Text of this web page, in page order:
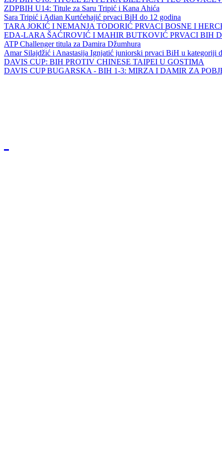
ZDPBIH U14: Titule za Saru Tripić i Kana Ahića
Sara Tripić i Adian Kurtćehajić prvaci BiH do 12 godina
TARA JOKIĆ I NEMANJA TODORIĆ PRVACI BOSNE I
EDA-LARA ŠAĆIROVIĆ I MAHIR BUTKOVIĆ PRVACI BIH
ATP Challenger titula za Damira Džumhura
Amar Silajdžić i Anastasija Ignjatić juniorski prvaci BiH u kategoriji
DAVIS CUP: BIH PROTIV CHINESE TAIPEI U GOSTIMA
DAVIS CUP BUGARSKA - BIH 1-3: MIRZA I DAMIR ZA